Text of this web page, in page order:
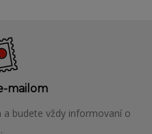
mailom
budete vždy informovaní o